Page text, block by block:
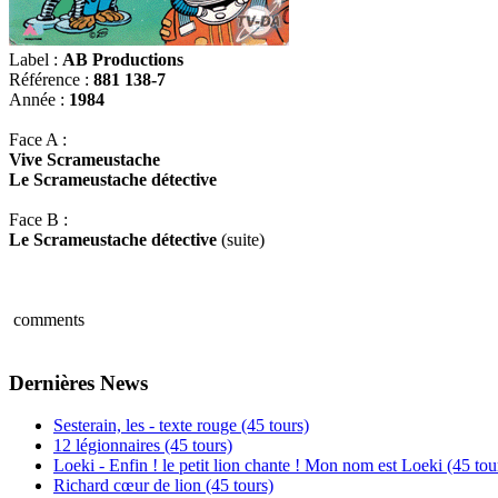
Label : AB Productions
Référence : 881 138-7
Année : 1984
Face A :
Vive Scrameustache
Le Scrameustache détective
Face B :
Le Scrameustache détective (suite)
comments
Dernières News
Sesterain, les - texte rouge (45 tours)
12 légionnaires (45 tours)
Loeki - Enfin ! le petit lion chante ! Mon nom est Loeki (45
Richard cœur de lion (45 tours)